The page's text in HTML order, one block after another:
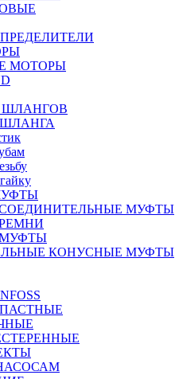
МОТОРЫ
ШЛАНГОВ
МУФТЫ
КОНУСНЫЕ МУФТЫ